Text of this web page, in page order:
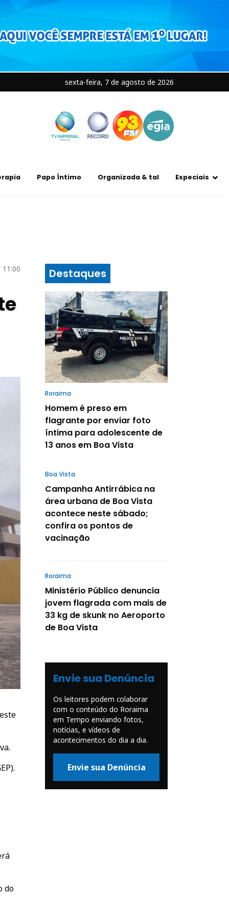
sexta-feira, 7 de agosto de 2026
Papo Íntimo Organizada & tal Especiais
do
Destaques
Roraima
Homem é preso em
flagrante por enviar foto
íntima para adolescente de
13 anos em Boa Vista
Boa Vista
Campanha Antirrábica na
área urbana de Boa Vista
acontece neste sábado;
confira os pontos de
vacinação
Roraima
Ministério Público denuncia
jovem flagrada com mais de
33 kg de skunk no Aeroporto
de Boa Vista
Envie sua Denúncia
Os leitores podem colaborar
com o conteúdo do Roraima
em Tempo enviando fotos,
notícias, e vídeos de
acontecimentos do dia a dia.
Envie sua Denúncia